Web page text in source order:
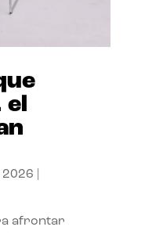
el
2026
afrontar